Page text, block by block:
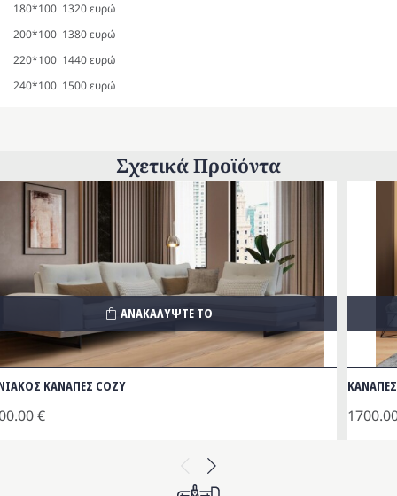
180*100 1320 ευρώ
200*100 1380 ευρώ
220*100 1440 ευρώ
240*100 1500 ευρώ
Σχετικά Προϊόντα
Previous
ΚΑΝΑΠΕΣ COZY
€
ΑΝΑΚΑΛΥΨΤΕ ΤΟ
ΚΑΝΑΠΕΣ
Next